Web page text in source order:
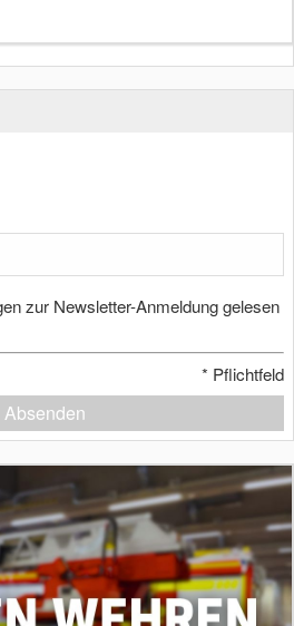
zur Newsletter-Anmeldung gelesen
* Pflichtfeld
Absenden